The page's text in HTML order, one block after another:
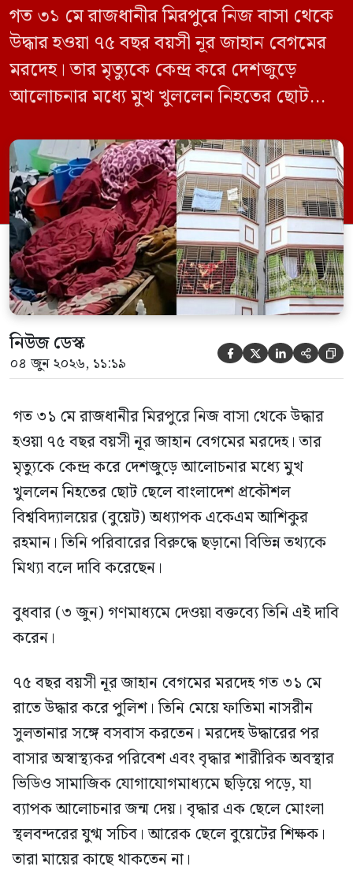
গত ৩১ মে রাজধানীর মিরপুরে নিজ বাসা থেকে
উদ্ধার হওয়া ৭৫ বছর বয়সী নূর জাহান বেগমের
মরদেহ। তার মৃত্যুকে কেন্দ্র করে দেশজুড়ে
আলোচনার মধ্যে মুখ খুললেন নিহতের ছোট
(বুয়েট) অধ্যাপক একেএম আশিকুর রহমান।
তিনি পরিবারের বিরুদ্ধে ছড়ানো বিভিন্ন তথ্যকে
মিথ্যা বলে দাবি করেছেন। বুধবার (৩ জুন)
গণমাধ্যমে দেওয়া বক্তব্যে তিনি এই […]
নিউজ ডেস্ক
০৪ জুন ২০২৬, ১১:১৯     
গত ৩১ মে রাজধানীর মিরপুরে নিজ বাসা থেকে উদ্ধার
হওয়া ৭৫ বছর বয়সী নূর জাহান বেগমের মরদেহ। তার
মৃত্যুকে কেন্দ্র করে দেশজুড়ে আলোচনার মধ্যে মুখ
খুললেন নিহতের ছোট ছেলে বাংলাদেশ প্রকৌশল
বিশ্ববিদ্যালয়ের (বুয়েট) অধ্যাপক একেএম আশিকুর
রহমান। তিনি পরিবারের বিরুদ্ধে ছড়ানো বিভিন্ন তথ্যকে
মিথ্যা বলে দাবি করেছেন।
বুধবার (৩ জুন) গণমাধ্যমে দেওয়া বক্তব্যে তিনি এই দাবি
করেন।
৭৫ বছর বয়সী নূর জাহান বেগমের মরদেহ গত ৩১ মে
রাতে উদ্ধার করে পুলিশ। তিনি মেয়ে ফাতিমা নাসরীন
সুলতানার সঙ্গে বসবাস করতেন। মরদেহ উদ্ধারের পর
বাসার অস্বাস্থ্যকর পরিবেশ এবং বৃদ্ধার শারীরিক অবস্থার
ভিডিও সামাজিক যোগাযোগমাধ্যমে ছড়িয়ে পড়ে, যা
ব্যাপক আলোচনার জন্ম দেয়। বৃদ্ধার এক ছেলে মোংলা
স্থলবন্দরের যুগ্ম সচিব। আরেক ছেলে বুয়েটের শিক্ষক।
তারা মায়ের কাছে থাকতেন না।